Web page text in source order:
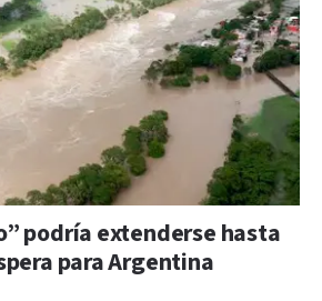
podría extenderse hasta
para Argentina